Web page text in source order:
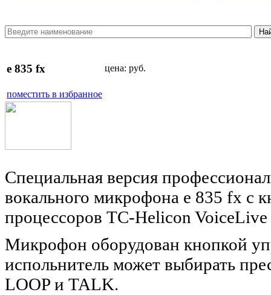
e 835 fx цена: руб.
поместить в избранное
Cпециальная версия
вокального микрофона e 835 fx с
процессоров TC-Helicon
Микрофон оборудован кнопкой
испольнитель может выбирать
LOOP и TALK.